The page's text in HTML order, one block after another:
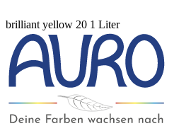
brilliant yellow 20 1 Liter